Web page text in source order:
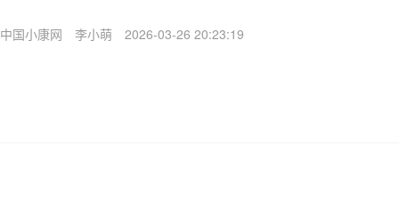
中国小康网 李小萌 2026-03-26 20:23:19